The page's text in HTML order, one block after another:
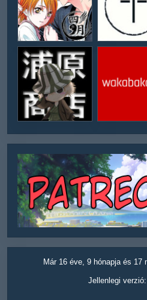
Már 16 éve, 9 hónapja és 17
Jellenlegi verzió: